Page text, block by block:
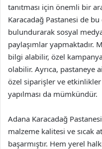
tanıtması için önemli bir
Karacadağ Pastanesi de
bulundurarak sosyal
paylaşımlar yapmaktadır.
bilgi alabilir, özel
olabilir. Ayrıca, pastaneye
özel siparişler ve
yapılması da mümkündür.
Adana Karacadağ
malzeme kalitesi ve sıcak
başarmıştır. Hem yerel